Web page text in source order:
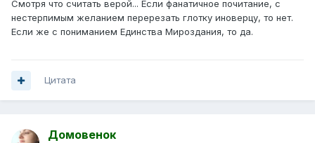
Смотря что считать верой... Если фанатичное почитание, с
нестерпимым желанием перерезать глотку иноверцу, то нет.
Если же с пониманием Единства Мироздания, то да.
Цитата
Домовенок